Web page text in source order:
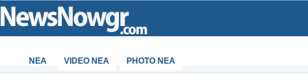
ΝΕΑ VIDEO NEA PHOTO NEA